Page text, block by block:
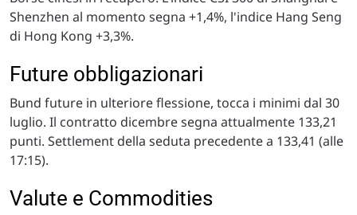
Shenzhen al momento segna +1,4%, l'indice Hang Seng
di Hong Kong +3,3%.
Future obbligazionari
Bund future in ulteriore flessione, tocca i minimi dal 30
luglio. Il contratto dicembre segna attualmente 133,21
punti. Settlement della seduta precedente a 133,41 (alle
17:15).
Valute e Commodities